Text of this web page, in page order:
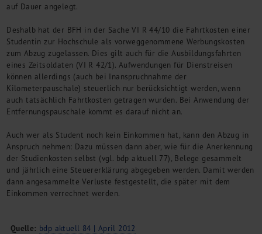
auf Dauer angelegt.
Deshalb hat der BFH in der Sache VI R 44/10 die Fahrtkosten einer
Studentin zur Hochschule als vorweggenommene Werbungskosten
zum Abzug zugelassen. Dies gilt auch für die Ausbildungsfahrten
eines Zeitsoldaten (VI R 42/1). Aufwendungen für Dienstreisen
können allerdings (auch bei Inanspruchnahme der
Kilometerpauschale) steuerlich nur berücksichtigt werden, wenn
auch tatsächlich Fahrtkosten getragen wurden. Bei Anwendung der
Entfernungspauschale kommt es darauf nicht an.
Auch wer als Student noch kein Einkommen hat, kann den Abzug in
Anspruch nehmen: Dazu müssen dann aber, wie für die Anerkennung
der Studienkosten selbst (vgl. bdp aktuell 77), Belege gesammelt
und jährlich eine Steuererklärung abgegeben werden. Damit werden
dann angesammelte Verluste festgestellt, die später mit dem
Einkommen verrechnet werden.
Quelle: bdp aktuell 84 | April 2012